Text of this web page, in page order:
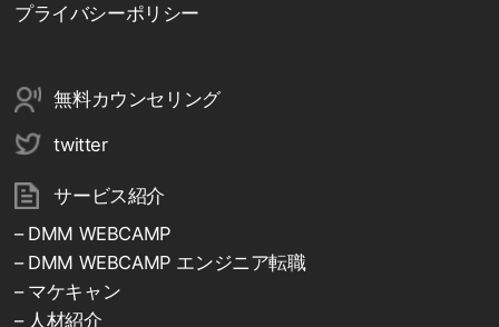
プライバシーポリシー
無料カウンセリング
twitter
サービス紹介
– DMM WEBCAMP
– DMM WEBCAMP エンジニア転職
– マケキャン
– 人材紹介